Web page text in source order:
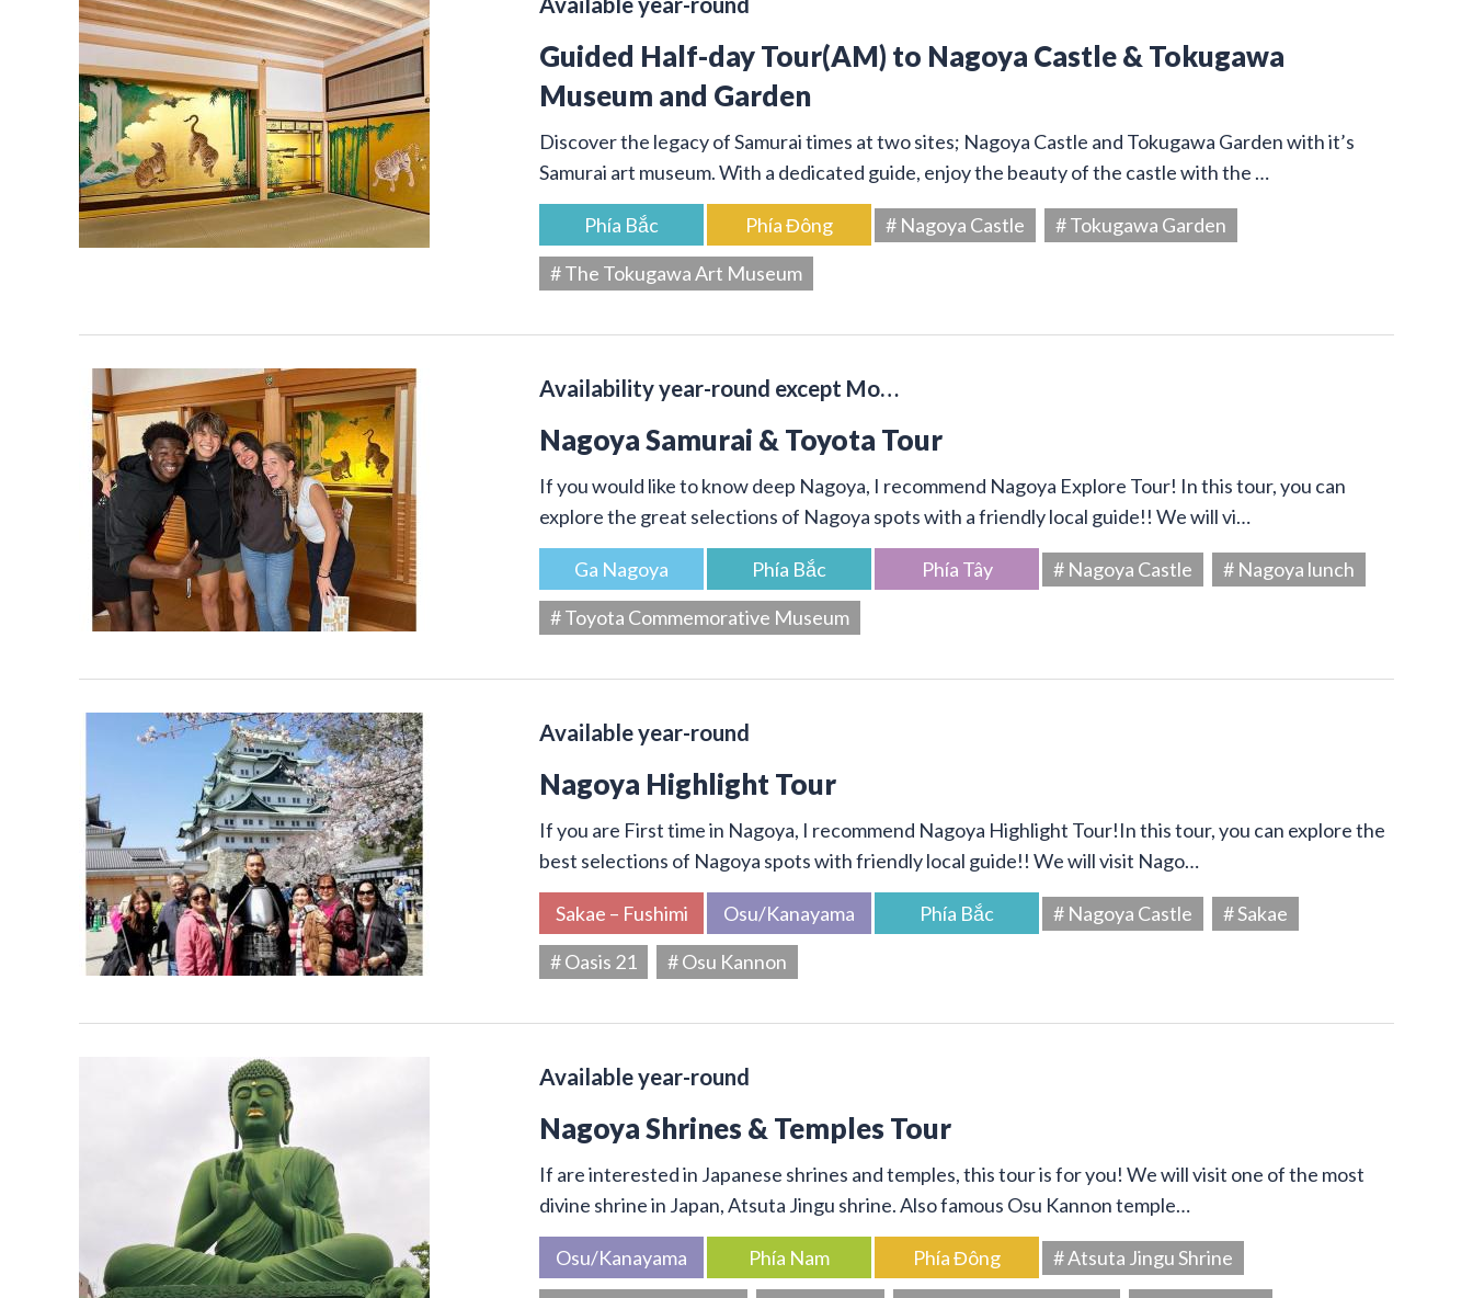
Guided Half-day Tour(AM) to Nagoya Castle & Tokugawa
Museum and Garden
Discover the legacy of Samurai times at two sites; Nagoya Castle and Tokugawa Garden with it’s
Samurai art museum. With a dedicated guide, enjoy the beauty of the castle with the …
Phía Bắc Phía Đông # Nagoya Castle
# Tokugawa Garden
# The Tokugawa Art Museum
Availability year-round except Mo…
Nagoya Samurai & Toyota Tour
If you would like to know deep Nagoya, I recommend Nagoya Explore Tour! In this tour, you can
explore the great selections of Nagoya spots with a friendly local guide!! We will vi…
Ga Nagoya Phía Bắc Phía Tây # Nagoya Castle
# Nagoya lunch
# Toyota Commemorative Museum
Available year-round
Nagoya Highlight Tour
If you are First time in Nagoya, I recommend Nagoya Highlight Tour!In this tour, you can explore the
best selections of Nagoya spots with friendly local guide!! We will visit Nago…
Sakae – Fushimi Osu/Kanayama Phía Bắc # Nagoya Castle
# Sakae
# Oasis 21
# Osu Kannon
Available year-round
Nagoya Shrines & Temples Tour
If are interested in Japanese shrines and temples, this tour is for you! We will visit one of the most
divine shrine in Japan, Atsuta Jingu shrine. Also famous Osu Kannon temple…
Osu/Kanayama Phía Nam Phía Đông
# Atsuta Jingu Shrine